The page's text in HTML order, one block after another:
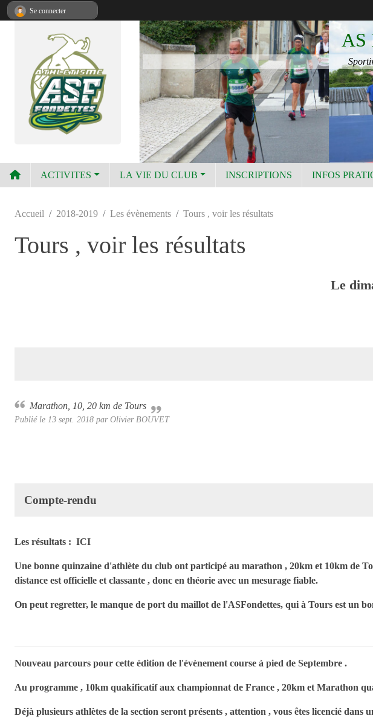
AS
ACTIVITES LA VIE DU CLUB INSCRIPTIONS INFOS
Accueil 2018-2019 Les évènements Tours , voir les résultats
Tours , voir les résultats
Le
Marathon, 10, 20 km de Tours
Publié le 13 sept. 2018 par Olivier BOUVET
Compte-rendu
Les résultats : ICI
Une bonne quinzaine d'athlète du club ont participé au marathon , 20km et 10km de
distance est officielle et classante , donc en théorie avec un mesurage fiable.
On peut regretter, le manque de port du maillot de l'ASFondettes, qui à Tours est un
Nouveau parcours pour cette édition de l'évènement course à pied de Septembre .
Au programme , 10km quakificatif aux championnat de France , 20km et Marathon
Déjà plusieurs athlètes de la section seront présents , attention , vous êtes licencié
Se connecter
Panneau de gestion des cookies